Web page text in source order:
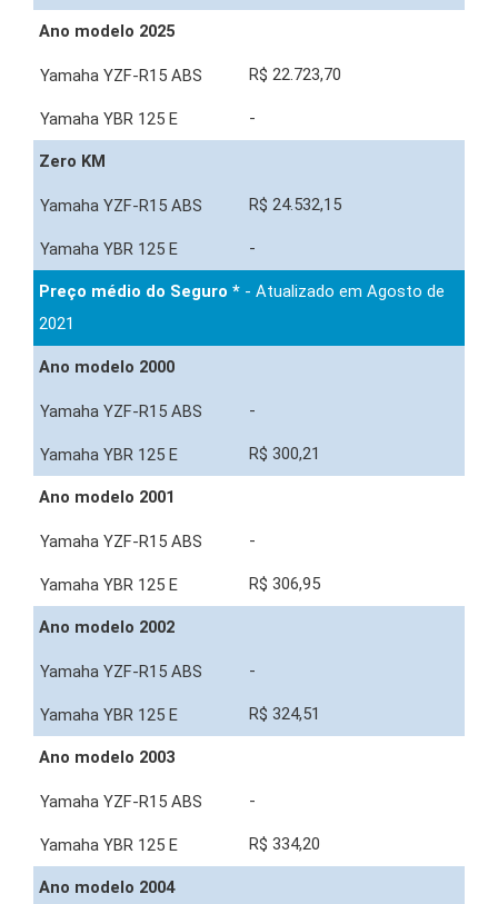
Ano modelo 2025
R$ 22.723,70
-
Zero KM
R$ 24.532,15
-
Preço médio do Seguro * - Atualizado em Agosto de
2021
Ano modelo 2000
-
R$ 300,21
Ano modelo 2001
-
R$ 306,95
Ano modelo 2002
-
R$ 324,51
Ano modelo 2003
-
R$ 334,20
Ano modelo 2004